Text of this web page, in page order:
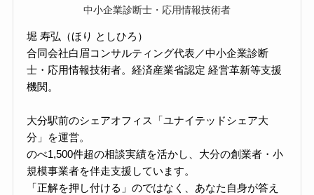
中小企業診断士・応用情報技術者
堀 寿弘（ほり としひろ）
合同会社白眉コンサルティング代表／中小企業診断
士・応用情報技術者。経済産業省認定 経営革新等支援
機関。
大分駅前のシェアオフィス「ユナイテッドシェア大
分」を運営。
のべ1,500件超の相談実績を活かし、大分の創業者・小
規模事業者を伴走支援しています。
「正解を押し付ける」のではなく、あなた自身が答え